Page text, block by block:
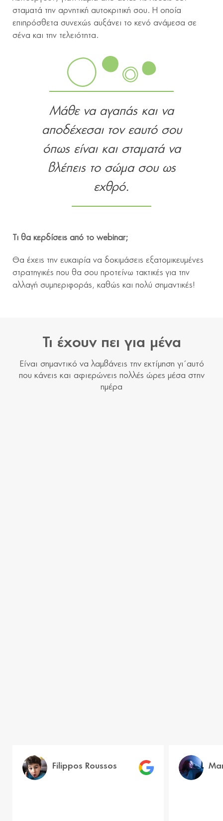
σταματά την αρνητική αυτοκριτική σου. Η οποία
επιπρόσθετα συνεχώς αυξάνει το κενό ανάμεσα σε
σένα και την τελειότητα.
Μάθε να αγαπάς και να
αποδέχεσαι τον εαυτό σου
όπως είναι και σταματά να
βλέπεις το σώμα σου ως
εχθρό.
Τι θα κερδίσεις από το webinar;
Θα έχεις την ευκαιρία να δοκιμάσεις εξατομικευμένες
στρατηγικές που θα σου προτείνω τακτικές για την
αλλαγή συμπεριφοράς, καθώς και πολύ σημαντικές!
Τι έχουν πει για μένα
Είναι σημαντικό να λαμβάνεις την εκτίμηση γι΄αυτό
που κάνεις και αφιερώνεις πολλές ώρες μέσα στην
ημέρα
Filippos Roussos